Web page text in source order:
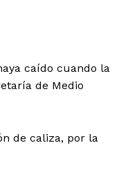
caído cuando la
de Medio
de caliza, por la